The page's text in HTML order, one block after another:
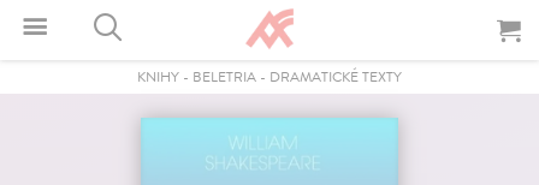
KNIHY - BELETRIA - DRAMATICKÉ TEXTY